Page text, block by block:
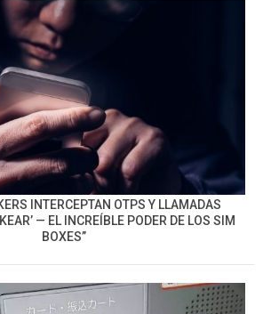
INTERCEPTAN OTPS Y LLAMADAS
— EL INCREÍBLE PODER DE LOS SIM
BOXES”